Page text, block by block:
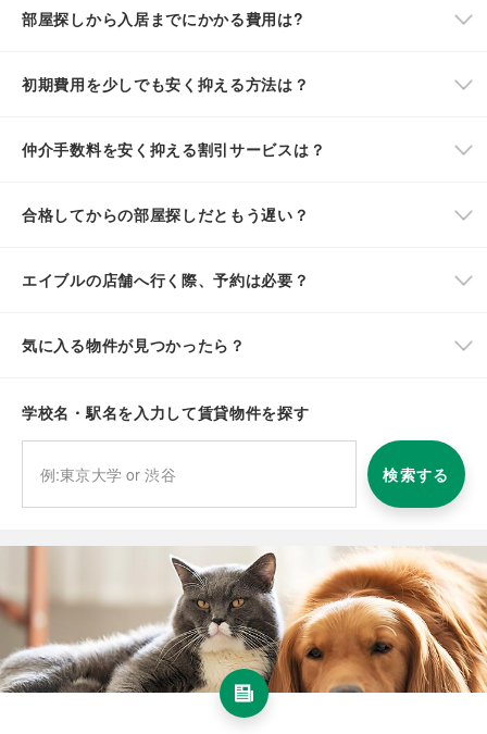
部屋探しから入居までにかかる費用は?
初期費用を少しでも安く抑える方法は？
仲介手数料を安く抑える割引サービスは？
合格してからの部屋探しだともう遅い？
エイブルの店舗へ行く際、予約は必要？
気に入る物件が見つかったら？
学校名・駅名を入力して賃貸物件を探す
検索する